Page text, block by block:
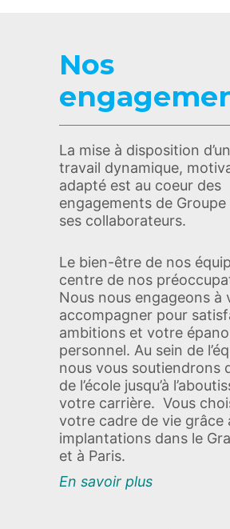
Nos
La mise à disposition
travail dynamique,
adapté est au coeur des
engagements de
ses collaborateurs.
Le bien-être de nos
centre de nos
Nous nous engageons à
accompagner pour
ambitions et votre
personnel. Au sein de
nous vous soutiendrons
de l’école jusqu’à
votre carrière. Vous
votre cadre de vie grâce
implantations dans le
et à Paris.
En savoir plus